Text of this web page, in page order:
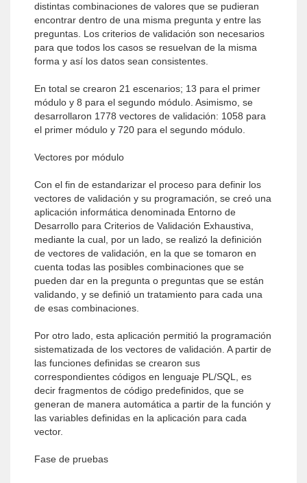
distintas combinaciones de valores que se pudieran
encontrar dentro de una misma pregunta y entre las
preguntas. Los criterios de validación son necesarios
para que todos los casos se resuelvan de la misma
forma y así los datos sean consistentes.
En total se crearon 21 escenarios; 13 para el primer
módulo y 8 para el segundo módulo. Asimismo, se
desarrollaron 1778 vectores de validación: 1058 para
el primer módulo y 720 para el segundo módulo.
Vectores por módulo
Con el fin de estandarizar el proceso para definir los
vectores de validación y su programación, se creó una
aplicación informática denominada Entorno de
Desarrollo para Criterios de Validación Exhaustiva,
mediante la cual, por un lado, se realizó la definición
de vectores de validación, en la que se tomaron en
cuenta todas las posibles combinaciones que se
pueden dar en la pregunta o preguntas que se están
validando, y se definió un tratamiento para cada una
de esas combinaciones.
Por otro lado, esta aplicación permitió la programación
sistematizada de los vectores de validación. A partir de
las funciones definidas se crearon sus
correspondientes códigos en lenguaje PL/SQL, es
decir fragmentos de código predefinidos, que se
generan de manera automática a partir de la función y
las variables definidas en la aplicación para cada
vector.
Fase de pruebas